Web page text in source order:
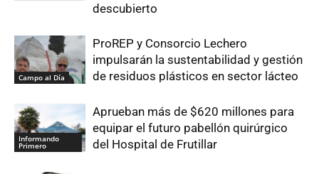
descubierto
Campo al Día
ProREP y Consorcio Lechero
impulsarán la sustentabilidad y gestión
de residuos plásticos en sector lácteo
Informando
Primero
Aprueban más de $620 millones para
equipar el futuro pabellón quirúrgico
del Hospital de Frutillar